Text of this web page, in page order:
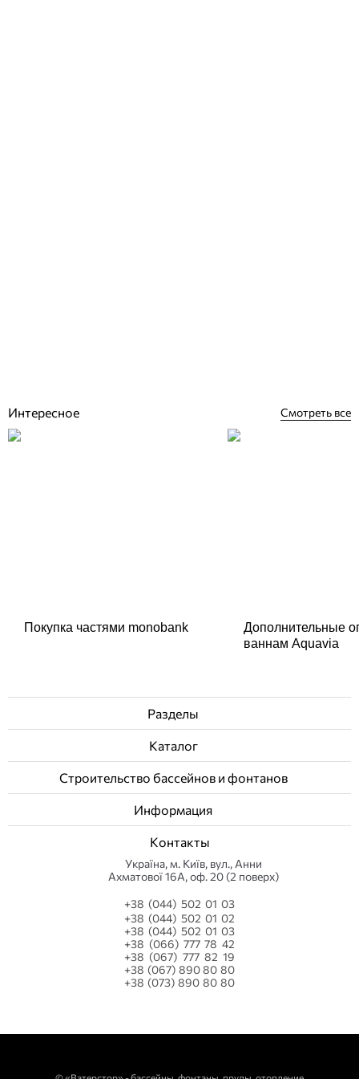
Интересное Смотреть все
Покупка частями monobank
Дополнительные
ваннам Aquavia
Разделы
Каталог
Строительство бассейнов и фонтанов
Информация
Контакты
Українa, м. Київ, вул., Анни
Ахматової 16А, оф. 20 (2 поверх)
+38 (044) 502 01 03
+38 (044) 502 01 02
+38 (044) 502 01 03
+38 (066) 777 78 42
+38 (067) 777 82 19
+38 (067) 890 80 80
+38 (073) 890 80 80